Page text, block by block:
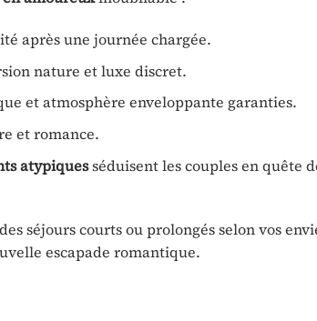
après une journée chargée.
nature et luxe discret.
et atmosphère enveloppante garanties.
et romance.
atypiquesséduisent les couples en quête
séjours courts ou prolongés selon vos
escapade romantique.